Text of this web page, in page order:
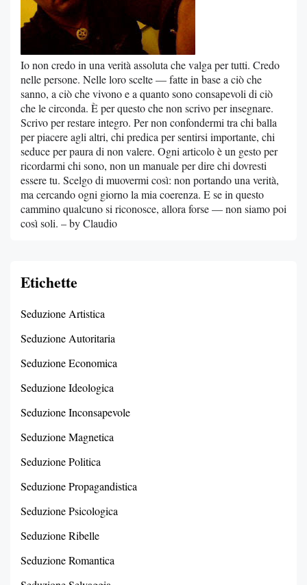
Io non credo in una verità assoluta che valga per tutti. Credo
nelle persone. Nelle loro scelte — fatte in base a ciò che
sanno, a ciò che vivono e a quanto sono consapevoli di ciò
che le circonda. È per questo che non scrivo per insegnare.
Scrivo per restare integro. Per non confondermi tra chi balla
per piacere agli altri, chi predica per sentirsi importante, chi
seduce per paura di non valere. Ogni articolo è un gesto per
ricordarmi chi sono, non un manuale per dire chi dovresti
essere tu. Scelgo di muovermi così: non portando una verità,
ma cercando ogni giorno la mia coerenza. E se in questo
cammino qualcuno si riconosce, allora forse — non siamo poi
così soli. – by Claudio
Etichette
Seduzione Artistica
Seduzione Autoritaria
Seduzione Economica
Seduzione Ideologica
Seduzione Inconsapevole
Seduzione Magnetica
Seduzione Politica
Seduzione Propagandistica
Seduzione Psicologica
Seduzione Ribelle
Seduzione Romantica